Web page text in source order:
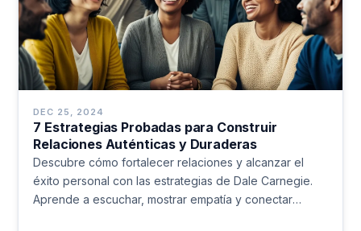
DEC 25, 2024
7 Estrategias Probadas para Construir
Relaciones Auténticas y Duraderas
Descubre cómo fortalecer relaciones y alcanzar el
éxito personal con las estrategias de Dale Carnegie.
Aprende a escuchar, mostrar empatía y conectar